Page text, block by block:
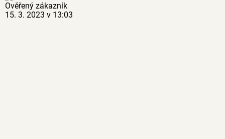
Ověřený zákazník
15. 3. 2023 v 13:03